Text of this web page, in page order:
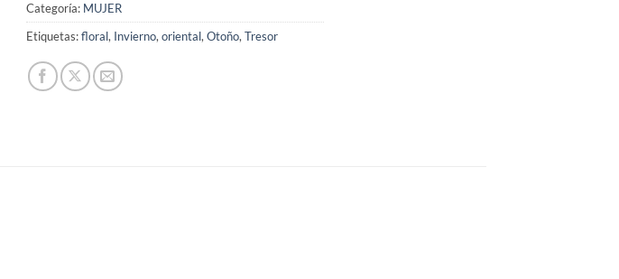
Categoría: MUJER
Etiquetas:floral, Invierno,oriental,Otoño,Tresor